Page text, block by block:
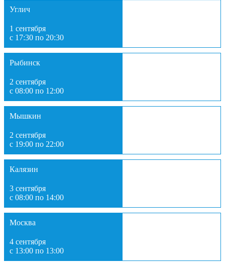
Углич
1 сентября
с 17:30 по 20:30
Рыбинск
2 сентября
с 08:00 по 12:00
Мышкин
2 сентября
с 19:00 по 22:00
Калязин
3 сентября
с 08:00 по 14:00
Москва
4 сентября
с 13:00 по 13:00